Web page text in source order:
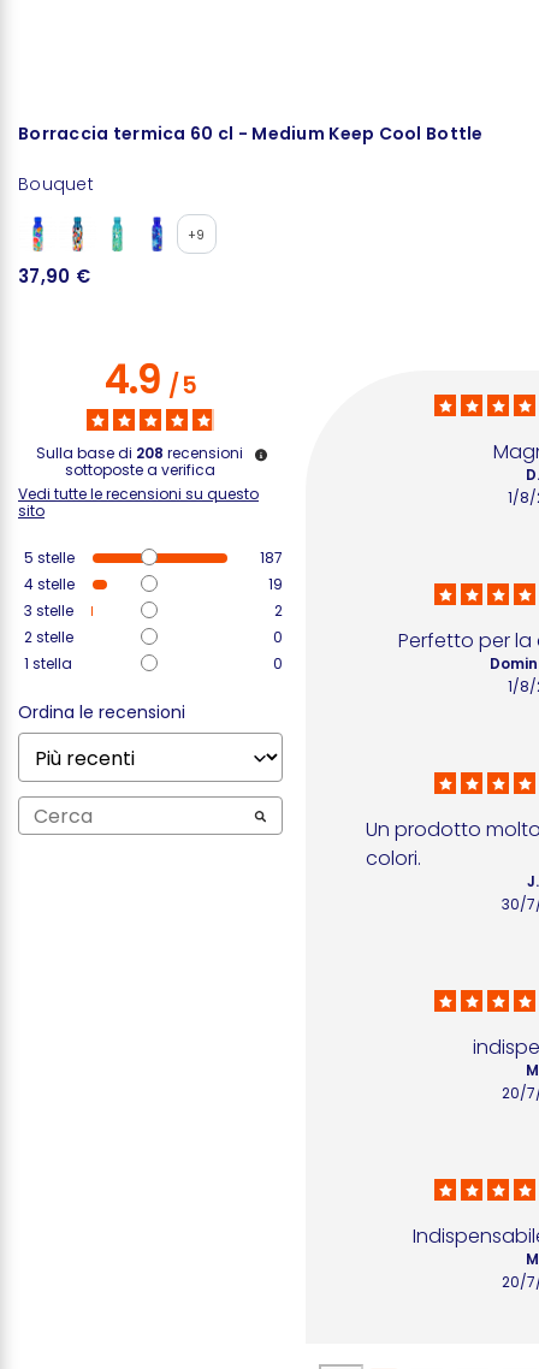
Borraccia termica 60 cl - Medium Keep Cool Bottle
Bouquet
+9
37,90 €
4.9/5
Sulla base di 208 recensioni
sottoposte a verifica
Vedi tutte le recensioni su questo
sito
5 stelle
187
4stelle
19
3 stelle
2
2stelle
0
1 stella 0
Ordina le recensioni
1/8/
Perfetto per la
1/8/
Un prodotto
colori.
30/
20/
20/